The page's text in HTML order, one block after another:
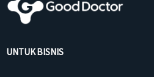
UNTUK BISNIS